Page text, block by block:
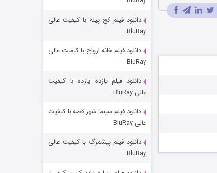
خاندان اژدها فصل ۳
دانلود فیلم کج‌ پیله با کیفیت عالی
BluRay
دانلود فیلم خانه ارواح با کیفیت عالی
BluRay
دانلود فیلم یازده یازده با کیفیت
عالی BluRay
دانلود فیلم سینما شهر قصه با کیفیت
عالی BluRay
دانلود فیلم پیشمرگ با کیفیت عالی
BluRay